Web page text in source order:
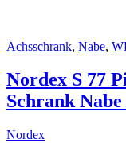
Achsschrank, Nabe,
Nordex S 77
Schrank
Nordex